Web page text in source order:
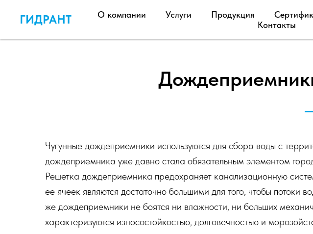
ГИДРАНТ О компании Услуги Продукция
Контакты
Чугунные дождеприемники используются для сбора воды с
дождеприемника уже давно стала обязательным элементом
Решетка дождеприемника предохраняет канализационную
ее ячеек являются достаточно большими для того, чтобы
же дождеприемники не боятся ни влажности, ни больших
характеризуются износостойкостью, долговечностью и